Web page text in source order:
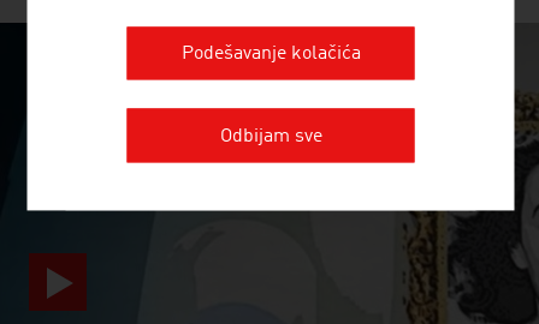
Podešavanje kolačića
Odbijam sve